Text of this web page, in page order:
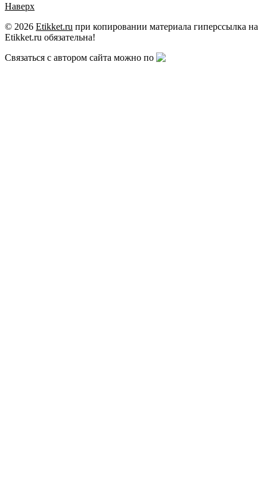
Наверх
© 2026 Etikket.ru при копировании материала гиперссылка на
Etikket.ru обязательна!
Связаться с автором сайта можно по